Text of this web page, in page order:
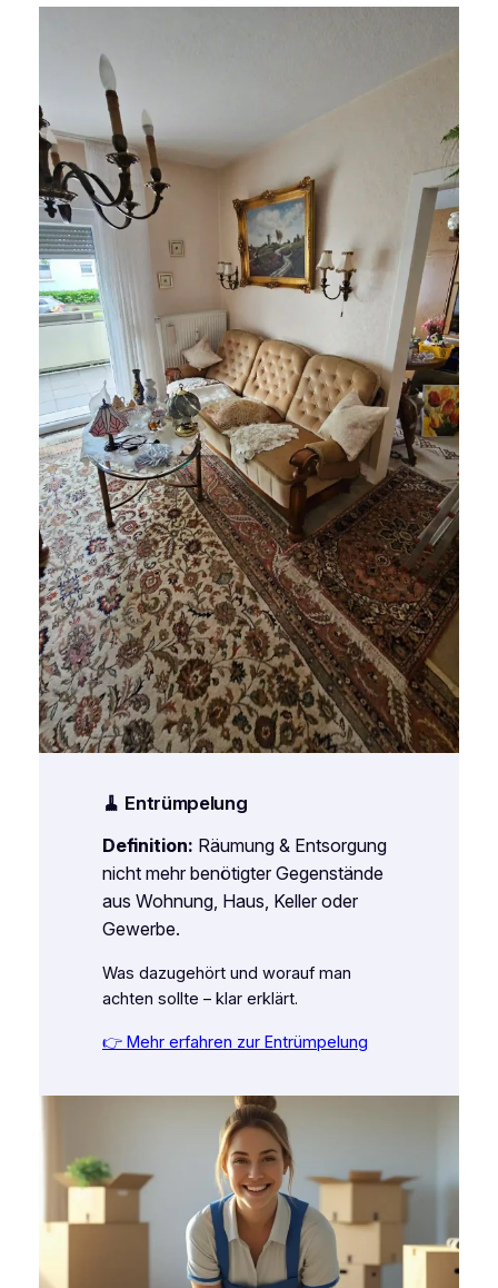
🧹 Entrümpelung
Definition: Räumung & Entsorgung
nicht mehr benötigter Gegenstände
aus Wohnung, Haus, Keller oder
Gewerbe.
Was dazugehört und worauf man
achten sollte – klar erklärt.
👉 Mehr erfahren zur Entrümpelung